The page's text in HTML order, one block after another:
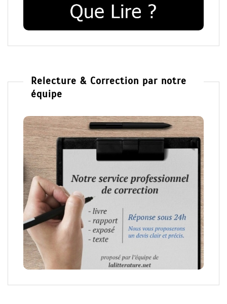
Relecture & Correction par notre
équipe